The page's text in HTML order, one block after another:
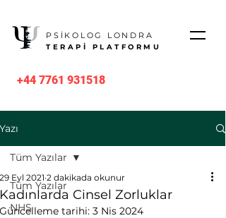
+44 7761 931518
PSİKOLOG LONDRA
TERAPİ PLATFORMU
Yazı
Tüm Yazılar
NHS
Tüm Yazılar
Kadınlarda Cinsel Zorluklar
29 Eyl 2021 2 dakikada okunur
Güncelleme tarihi: 3 Nis 2024